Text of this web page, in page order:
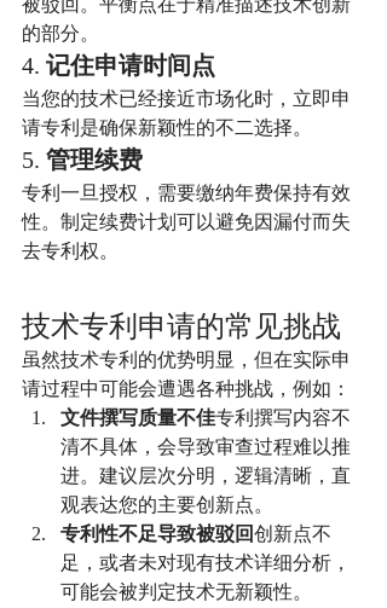
的部分。
4. 记住申请时间点
当您的技术已经接近市场化时，立即申
请专利是确保新颖性的不二选择。
5. 管理续费
专利一旦授权，需要缴纳年费保持有效
性。制定续费计划可以避免因漏付而失
去专利权。
技术专利申请的常见挑战
虽然技术专利的优势明显，但在实际申
请过程中可能会遭遇各种挑战，例如：
文件撰写质量不佳专利撰写内容不
清不具体，会导致审查过程难以推
进。建议层次分明，逻辑清晰，直
观表达您的主要创新点。
专利性不足导致被驳回创新点不
足，或者未对现有技术详细分析，
可能会被判定技术无新颖性。